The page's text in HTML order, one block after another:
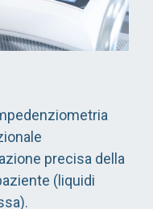
precisa della
(liquidi